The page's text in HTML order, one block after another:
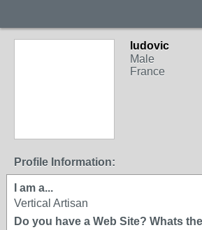
ludovic
Male
France
Profile Information:
I am a...
Vertical Artisan
Do you have a Web Site? Whats